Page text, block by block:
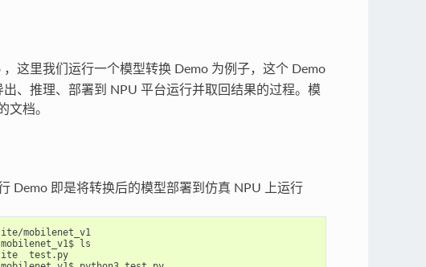
这里我们运行一个模型转换 Demo 为例子，这个 Demo
、推理、部署到 NPU 平台运行并取回结果的过程。模
档。
Demo 即是将转换后的模型部署到仿真 NPU 上运行
examples/tflite/mobilenet_v1
ls
dataset.txt  dog_224x224.jpg  mobilenet_v1_1.0_224.tflite  test.py